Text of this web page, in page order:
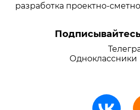
разработка проектно-
Одноклассники